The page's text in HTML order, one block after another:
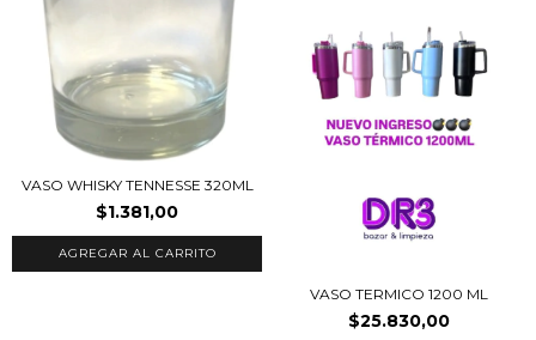
VASO WHISKY TENNESSE 320ML
$1.381,00
VASO TERMICO 1200 ML
$25.830,00